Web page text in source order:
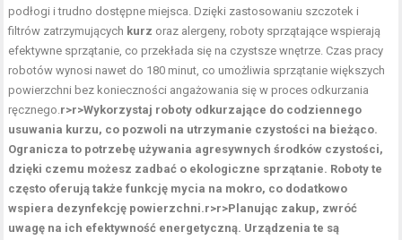
podłogi i trudno dostępne miejsca. Dzięki zastosowaniu szczotek i
filtrów zatrzymujących kurz oraz alergeny, roboty sprzątające wspierają
efektywne sprzątanie, co przekłada się na czystsze wnętrze. Czas pracy
robotów wynosi nawet do 180 minut, co umożliwia sprzątanie większych
powierzchni bez konieczności angażowania się w proces odkurzania
ręcznego.r>r>Wykorzystaj roboty odkurzające do codziennego
usuwania kurzu, co pozwoli na utrzymanie czystości na bieżąco.
Ogranicza to potrzebę używania agresywnych środków czystości,
dzięki czemu możesz zadbać o ekologiczne sprzątanie. Roboty te
często oferują także funkcję mycia na mokro, co dodatkowo
wspiera dezynfekcję powierzchni.r>r>Planując zakup, zwróć
uwagę na ich efektywność energetyczną. Urządzenia te są